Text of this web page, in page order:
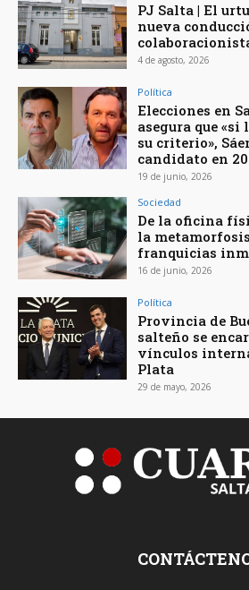
PJ Salta | El
nueva
4 de agosto, 2026
Política
Elecciones en
asegura que
su criterio»,
candidato en
19 de junio, 2026
Sociedad
De la oficina
la
franquicias
16 de junio, 2026
Política
Provincia de
salteño se
vínculos
Plata
29 de mayo, 2026